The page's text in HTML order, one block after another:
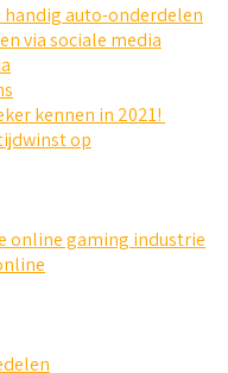
auto-onderdelen
via sociale media
kennen in 2021!
op
online gaming industrie